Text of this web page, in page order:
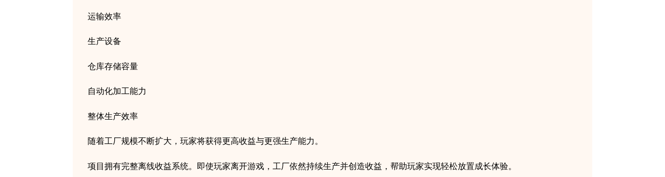
运输效率
生产设备
仓库存储容量
自动化加工能力
整体生产效率
随着工厂规模不断扩大，玩家将获得更高收益与更强生产能力。
项目拥有完整离线收益系统。即使玩家离开游戏，工厂依然持续生产并创造收益，帮助玩家实现轻松放置成长体验。